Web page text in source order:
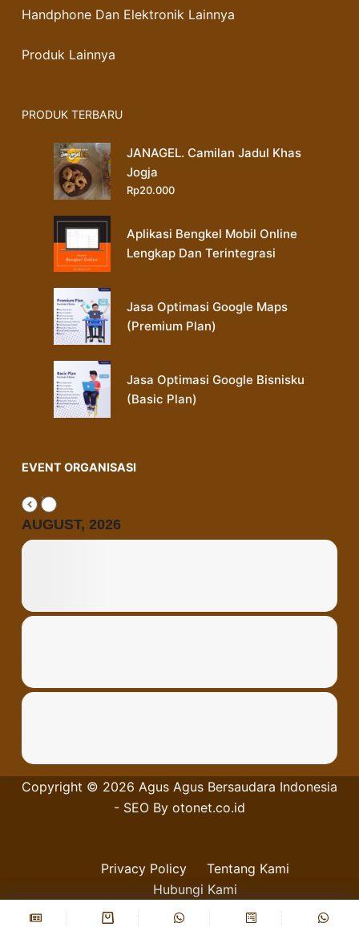
Handphone Dan Elektronik Lainnya
Produk Lainnya
PRODUK TERBARU
JANAGEL. Camilan Jadul Khas
Jogja
Rp20.000
Aplikasi Bengkel Mobil Online
Lengkap Dan Terintegrasi
Jasa Optimasi Google Maps
(Premium Plan)
Jasa Optimasi Google Bisnisku
(Basic Plan)
EVENT ORGANISASI
AUGUST, 2026
Copyright © 2026 Agus Agus Bersaudara Indonesia
- SEO By otonet.co.id
Privacy Policy
Tentang Kami
Hubungi Kami